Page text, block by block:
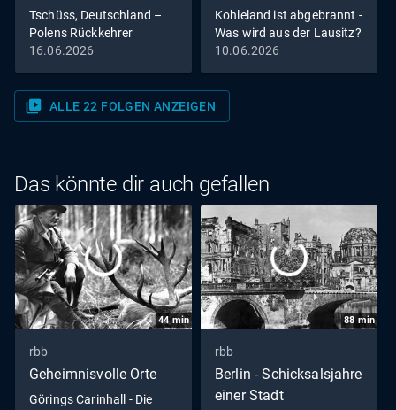
Tschüss, Deutschland –
Polens Rückkehrer
16.06.2026
Kohleland ist abgebrannt -
Was wird aus der Lausitz?
10.06.2026
video_library ALLE 22 FOLGEN ANZEIGEN
Das könnte dir auch gefallen
44min
rbb
Geheimnisvolle Orte
Görings Carinhall - Die
88 min
rbb
Berlin - Schicksalsjahre
einer Stadt